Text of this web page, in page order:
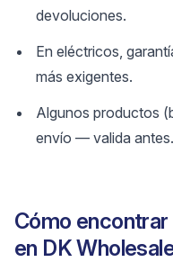
devoluciones.
En eléctricos,
más exigentes.
Algunos productos
envío — valida antes.
Cómo
en DK